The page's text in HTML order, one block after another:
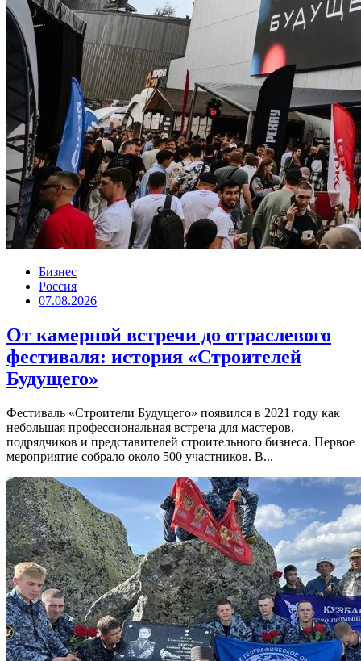
Бизнес
Россия
07.08.2026
От камерной встречи до отраслевого
фестиваля: история «Строителей
Будущего»
Фестиваль «Строители Будущего» появился в 2021 году как
небольшая профессиональная встреча для мастеров,
подрядчиков и представителей строительного бизнеса. Первое
мероприятие собрало около 500 участников. В...